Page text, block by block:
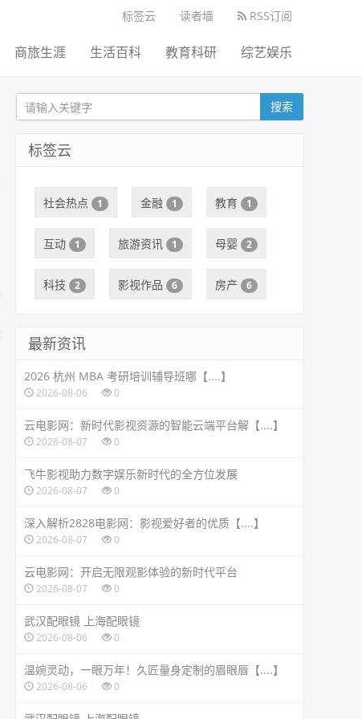
标签云 读者墙 RSS订阅
商旅生涯 生活百科 教育科研 综艺娱乐
搜索
标签云
社会热点 1 金融 1 教育 1
互动 1 旅游资讯 1 母婴 2
科技 2 影视作品 6 房产 6
最新资讯
2026 杭州 MBA 考研培训辅导班哪【....】
2026-08-06 0
云电影网：新时代影视资源的智能云端平台解【....】
2026-08-07 0
飞牛影视助力数字娱乐新时代的全方位发展
2026-08-07 0
深入解析2828电影网：影视爱好者的优质【....】
2026-08-07 0
云电影网：开启无限观影体验的新时代平台
2026-08-07 0
武汉配眼镜 上海配眼镜
2026-08-06 0
温婉灵动，一眼万年！久匠量身定制的眉眼唇【....】
2026-08-06 0